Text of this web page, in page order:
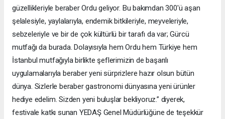
güzellikleriyle beraber Ordu geliyor. Bu bakımdan 300'ü aşan
şelalesiyle, yaylalarıyla, endemik bitkileriyle, meyveleriyle,
sebzeleriyle ve bir de çok kültürlü bir tarafı da var; Gürcü
mutfağı da burada. Dolayısıyla hem Ordu hem Türkiye hem
İstanbul mutfağıyla birlikte şeflerimizin de başarılı
uygulamalarıyla beraber yeni sürprizlere hazır olsun bütün
dünya. Sizlerle beraber gastronomi dünyasına yeni ürünler
hediye edelim. Sizden yeni buluşlar bekliyoruz.” diyerek,
festivale katkı sunan YEDAŞ Genel Müdürlüğüne de teşekkür